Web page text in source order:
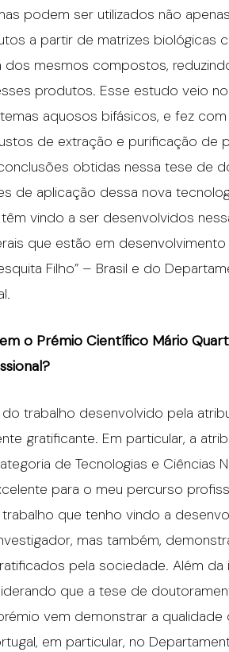
podem ser utilizados não
a partir de matrizes biológicas
dos mesmos compostos,
produtos. Esse estudo veio
aquosos bifásicos, e fez
de extração e purificação de
obtidas nessa tese de
de aplicação dessa nova
vindo a ser desenvolvidos
que estão em desenvolvimento
Filho” – Brasil e do
o Prémio Científico Mário
trabalho desenvolvido pela
gratificante. Em particular, a
de Tecnologias e Ciências
para o meu percurso
que tenho vindo a
mas também,
pela sociedade. Além
que a tese de
vem demonstrar a
em particular, no